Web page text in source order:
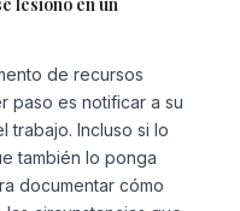
de recursos
paso es notificar a su
trabajo. Incluso si lo
también lo ponga
documentar cómo